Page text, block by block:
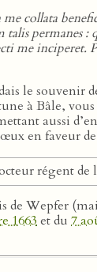
me collata
talis
me inciperet.
le souvenir
à Bâle,
aussi
en faveur
régent de
Wepfer
1663et du 7